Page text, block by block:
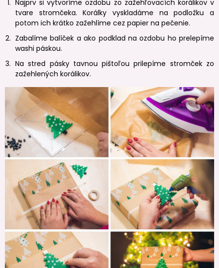
Najprv si vytvoríme ozdobu zo zažehľovacích korálikov v
tvare stromčeka. Korálky vyskladáme na podložku a
potom ich krátko zažehlíme cez papier na pečenie.
Zabalíme balíček a ako podklad na ozdobu ho prelepíme
washi páskou.
Na stred pásky tavnou pištoľou prilepíme stromček zo
zažehlených korálikov.